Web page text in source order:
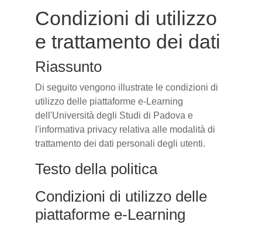
Condizioni di utilizzo
e trattamento dei dati
Riassunto
Di seguito vengono illustrate le condizioni di
utilizzo delle piattaforme e-Learning
dell'Università degli Studi di Padova e
l'informativa privacy relativa alle modalità di
trattamento dei dati personali degli utenti.
Testo della politica
Condizioni di utilizzo delle
piattaforme e-Learning